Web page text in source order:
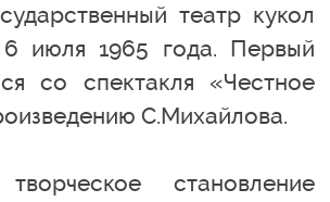
театр кукол
июля 1965 года. Первый
со спектакля «Честное
С.Михайлова.
становление